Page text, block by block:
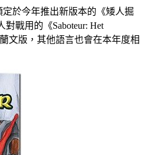
於今年推出新版本的《矮人掘
對戰用的《Saboteur: Het
文版，其他語言也會在本年度相